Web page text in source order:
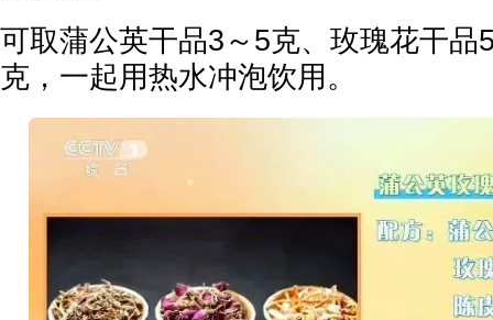
可取蒲公英干品3～5克、玫瑰花干品
克，一起用热水冲泡饮用。